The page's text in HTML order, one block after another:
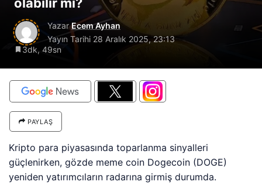
YazarEcem Ayhan
Yayın Tarihi 28 Aralık 2025, 23:13
3dk, 49sn
PAYLAŞ
Kripto para piyasasında toparlanma sinyalleri
güçlenirken, gözde meme coin Dogecoin (DOGE)
yeniden yatırımcıların radarına girmiş durumda.